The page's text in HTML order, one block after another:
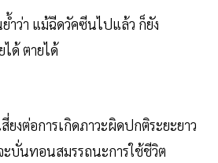
ำว่า แม้ฉีดวัคซีนไปแล้ว ก็ยัง
ได้ ตายได้
ยงต่อการเกิดภาวะผิดปกติระยะยาว
ะบั่นทอนสมรรถนะการใช้ชีวิต